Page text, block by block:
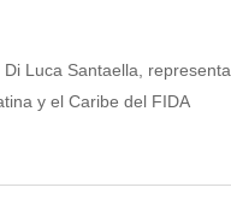
Luca Santaella,
y el Caribe del FIDA